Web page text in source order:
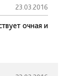
23.03.2016
очная и